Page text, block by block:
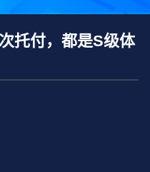
托付，都是S级体